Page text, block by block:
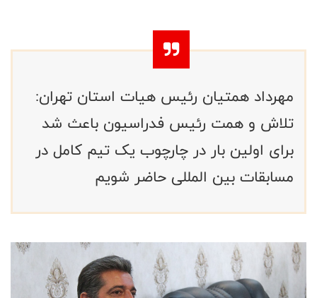
مهرداد همتیان رئیس هیات استان تهران:
تلاش و همت رئیس فدراسیون باعث شد
برای اولین بار در چارچوب یک تیم کامل در
مسابقات بین المللی حاضر شویم